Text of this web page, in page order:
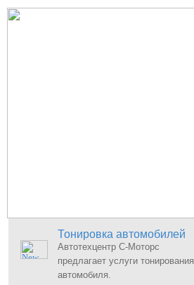
Тонировка автомобилей
Автотехцентр С-Моторс
предлагает услуги тонирования
автомобиля.